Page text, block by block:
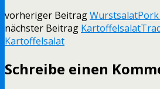
vorheriger BeitragWurstsalat
nächster Beitrag Kartoffelsalat
Kartoffelsalat
Schreibe einen